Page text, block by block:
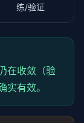
else "正常"
)
)
练/验证
在收敛（验
有效。